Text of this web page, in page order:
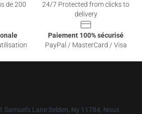
de 200
24/7 Protected from clicks to
delivery
Paiement 100% sécurisé
PayPal / MasterCard / Visa
Samuel's Lane Selden, Ny 11784, Nous